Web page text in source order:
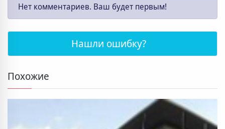
Нет комментариев. Ваш будет первым!
Нашли ошибку?
Похожие